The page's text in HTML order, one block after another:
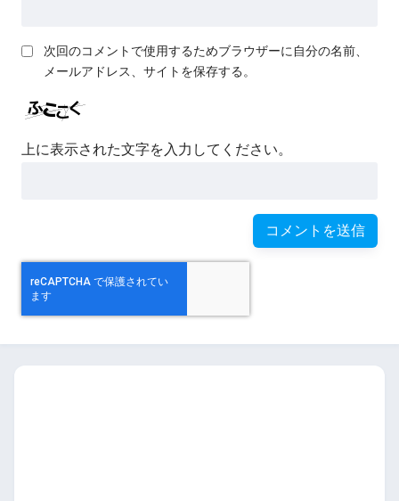
次回のコメントで使用するためブラウザーに自分の名前、
メールアドレス、サイトを保存する。
上に表示された文字を入力してください。